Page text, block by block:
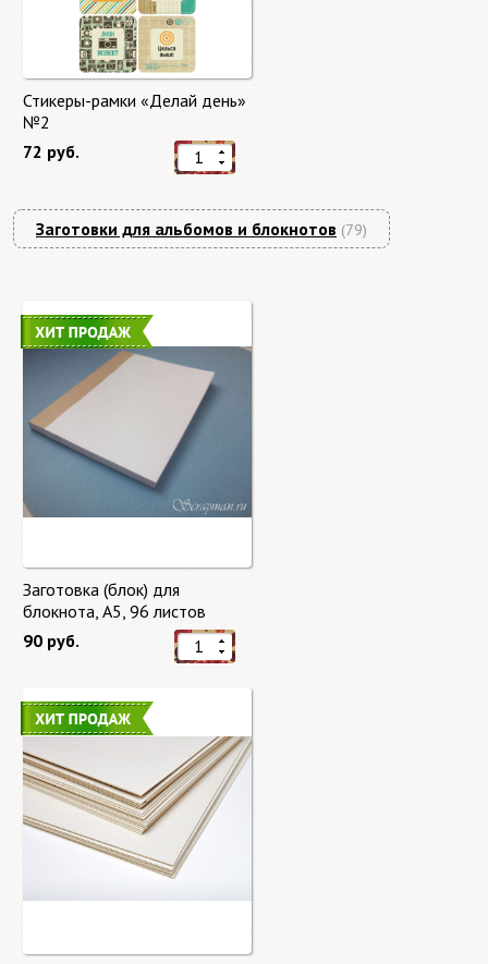
Стикеры-рамки «Делай день»
№2
72 руб.
Заготовки для альбомов и блокнотов (79)
Заготовка (блок) для
блокнота, А5, 96 листов
90 руб.